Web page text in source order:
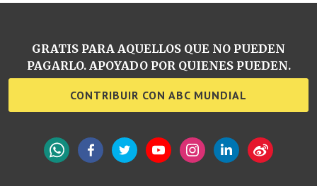
GRATIS PARA AQUELLOS QUE NO PUEDEN
PAGARLO. APOYADO POR QUIENES PUEDEN.
CONTRIBUIR CON ABC MUNDIAL